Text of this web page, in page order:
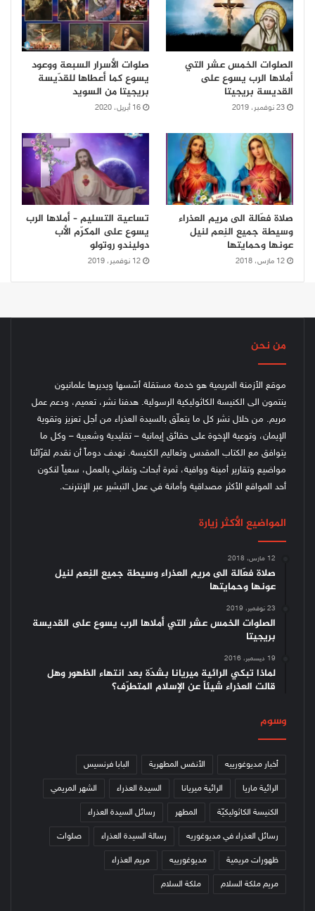
الصلوات الخمس عشر التي
أملاها الرب يسوع على
القديسة بريجيتا
23 نوفمبر، 2019
صلوات الأسرار السبعة ووعود
يسوع كما أعطاها للقدّيسة
بريجيتا من السويد
16 أبريل، 2020
صلاة فعّالة الى مريم العذراء
وسيطة جميع النِعم لنيل
عونها وحمايتها
12 مارس، 2018
تساعية التسليم – أملاها الرب
يسوع على المكرّم الأب
دوليندو روتولو
12 نوفمبر، 2019
من نحن
موقع الأزمنة المريمية هو خدمة مستقلة أسّسها ويديرها علمانيون
ينتمون الى الكنيسة الكاثوليكية الرسولية. هدفنا نشر، تعميم، ودعم عمل
مريم. من خلال نشر كل ما يتعلّق بالسيدة العذراء من أجل تعزيز وتقوية
الإيمان، وتوعية الإخوة على حقائق إيمانية – تقليدية وشعبية – وكل ما
يتوافق مع الكتاب المقدس وتعاليم الكنيسة. نهدف دوماً أن نقدم لقرّائنا
مواضيع وتقارير أمينة ووافية، ثمرة أبحاث وتفاني بالعمل، سعياً لنكون
أحد المواقع الأكثر مصداقية وأمانة في عمل التبشير عبر الإنترنت.
المواضيع الأكثر زيارة
12 مارس، 2018
صلاة فعّالة الى مريم العذراء وسيطة جميع النِعم لنيل
عونها وحمايتها
23 نوفمبر، 2019
الصلوات الخمس عشر التي أملاها الرب يسوع على القديسة
بريجيتا
19 ديسمبر، 2016
لماذا تبكي الرائية ميريانا بشدّة بعد انتهاء الظهور وهل
قالت العذراء شيئاً عن الإسلام المتطرّف؟
وسوم
أخبار مديوغورييه الأنفس المطهرية البابا فرنسيس
الرائية ماريا الرائية ميريانا السيدة العذراء الشهر المريمي
الكنيسة الكاثوليكيّة المطهر رسائل السيدة العذراء
رسائل العذراء في مديوغوريه رسالة السيدة العذراء صلوات
ظهورات مريمية مديوغورييه مريم العذراء
مريم ملكة السلام ملكة السلام